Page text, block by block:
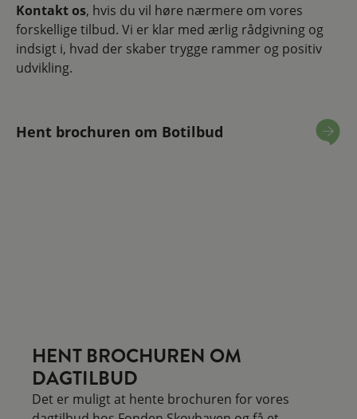
Kontakt os, hvis du vil høre nærmere om vores
forskellige tilbud. Vi er klar med ærlig rådgivning og
indsigt i, hvad der skaber trygge rammer og positiv
udvikling.
Hent brochuren om Botilbud
HENT BROCHUREN OM
DAGTILBUD
Det er muligt at hente brochuren for vores